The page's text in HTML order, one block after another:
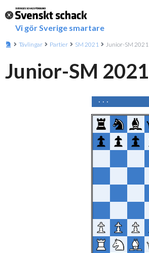
Vi gör Sverige smartare
Tävlingar Partier SM 2021 Junior-SM 2021
Junior-SM 2021